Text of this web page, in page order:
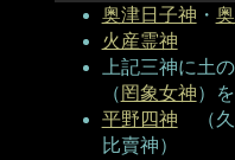
奥津日子神 ・
火産霊神
上記三神に土
（ 罔象女神）
平野四神 （久
比賣神）